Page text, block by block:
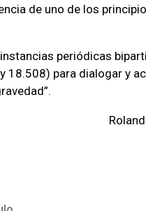
de uno de los
periódicas
18.508) para dialogar y